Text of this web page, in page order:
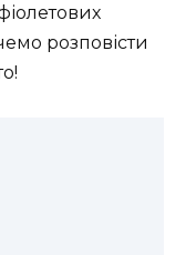
розповісти